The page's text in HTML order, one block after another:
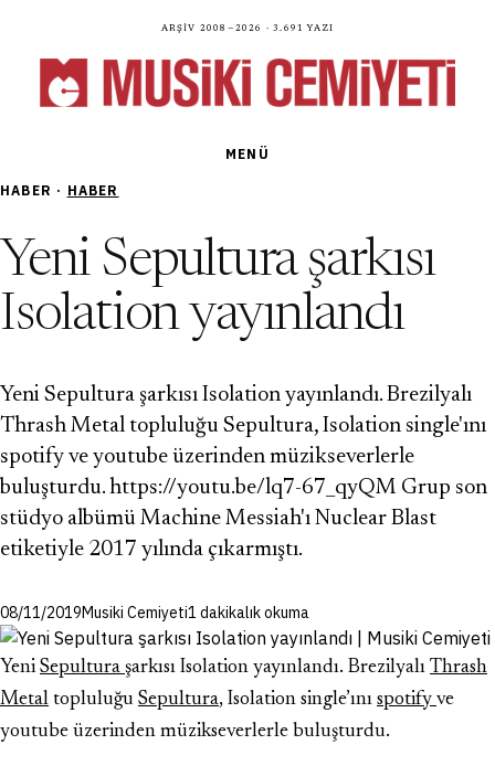
Arşiv 2008—2026 · 3.691 yazı
MENÜ
HABER · HABER
Yeni Sepultura şarkısı
Isolation yayınlandı
Yeni Sepultura şarkısı Isolation yayınlandı. Brezilyalı
Thrash Metal topluluğu Sepultura, Isolation single'ını
spotify ve youtube üzerinden müzikseverlerle
buluşturdu. https://youtu.be/lq7-67_qyQM Grup son
stüdyo albümü Machine Messiah'ı Nuclear Blast
etiketiyle 2017 yılında çıkarmıştı.
08/11/2019Musiki Cemiyeti1 dakikalık okuma
Yeni Sepultura şarkısı Isolation yayınlandı. Brezilyalı Thrash
Metal topluluğu Sepultura, Isolation single’ını spotify ve
youtube üzerinden müzikseverlerle buluşturdu.